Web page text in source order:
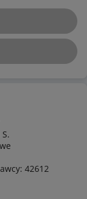
42612